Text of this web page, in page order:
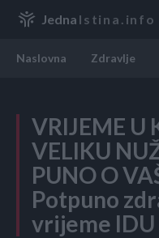
Jedna Istina.info
Naslovna Zdravlje
VRIJEME U
VELIKU
PUNO O
Potpuno
vrijeme